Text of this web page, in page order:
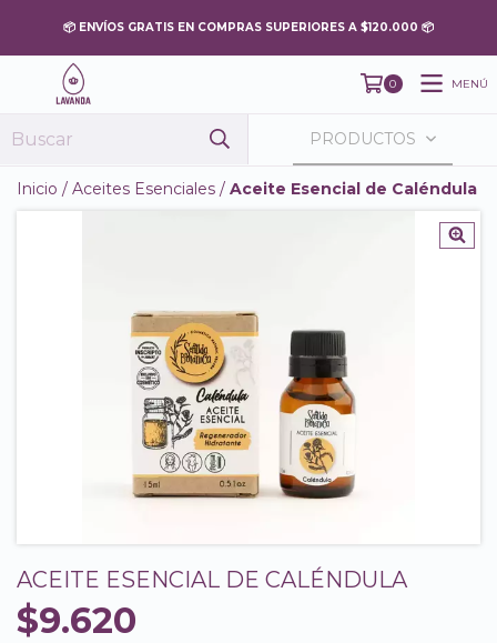
0 MENÚ
PRODUCTOS
Inicio / Aceites Esenciales / Aceite Esencial de Caléndula
ACEITE ESENCIAL DE CALÉNDULA
$9.620